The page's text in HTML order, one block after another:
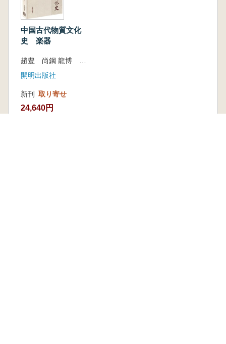
中国古代物質文化
史 楽器
開明出版社
新刊 取り寄せ
24,640円